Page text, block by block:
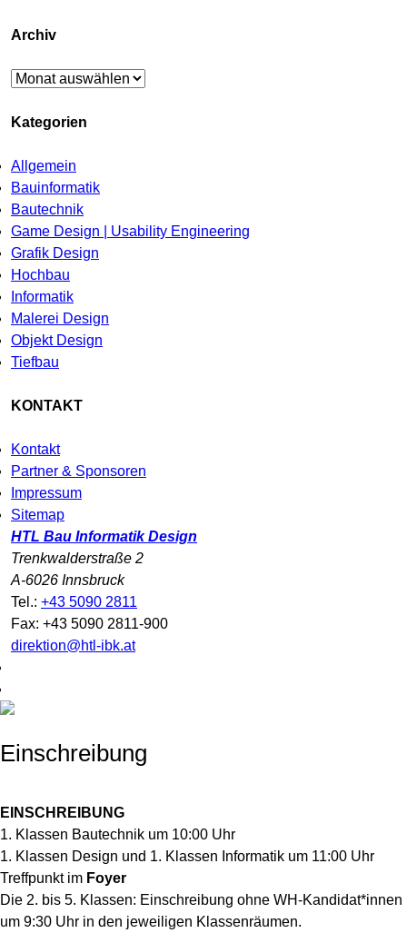
Archiv
Archiv
Kategorien
Allgemein
Bauinformatik
Bautechnik
Game Design | Usability Engineering
Grafik Design
Hochbau
Informatik
Malerei Design
Objekt Design
Tiefbau
KONTAKT
Kontakt
Partner & Sponsoren
Impressum
Sitemap
HTL Bau Informatik Design
Trenkwalderstraße 2
A-6026 Innsbruck
Tel.: +43 5090 2811
Fax: +43 5090 2811-900
direktion@htl-ibk.at
Einschreibung
EINSCHREIBUNG
1. Klassen Bautechnik um 10:00 Uhr
1. Klassen Design und 1. Klassen Informatik um 11:00 Uhr
Treffpunkt im Foyer
Die 2. bis 5. Klassen: Einschreibung ohne WH-Kandidat*innen
um 9:30 Uhr in den jeweiligen Klassenräumen.